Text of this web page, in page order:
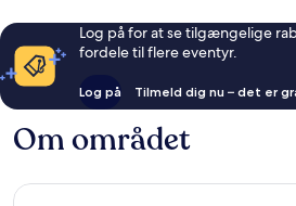
Log på for at se tilgængelige
fordele til flere eventyr.
Log på Tilmeld dig nu – det er
Om området